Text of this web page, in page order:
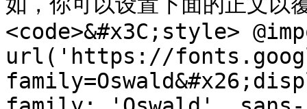
<code>&#x3C;style>
url('https://